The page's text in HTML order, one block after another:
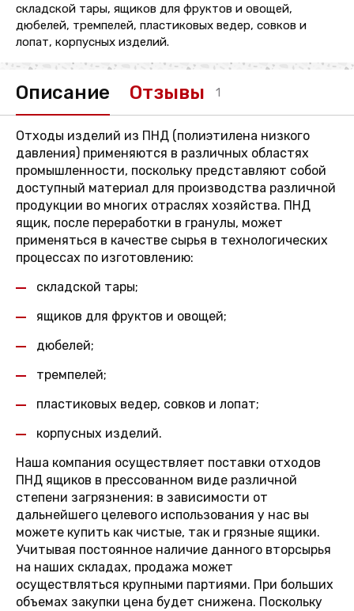
складской тары, ящиков для фруктов и овощей,
дюбелей, тремпелей, пластиковых ведер, совков и
лопат, корпусных изделий.
Описание Отзывы 1
Отходы изделий из ПНД (полиэтилена низкого
давления) применяются в различных областях
промышленности, поскольку представляют собой
доступный материал для производства различной
продукции во многих отраслях хозяйства. ПНД
ящик, после переработки в гранулы, может
применяться в качестве сырья в технологических
процессах по изготовлению:
складской тары;
ящиков для фруктов и овощей;
дюбелей;
тремпелей;
пластиковых ведер, совков и лопат;
корпусных изделий.
Наша компания осуществляет поставки отходов
ПНД ящиков в прессованном виде различной
степени загрязнения: в зависимости от
дальнейшего целевого использования у нас вы
можете купить как чистые, так и грязные ящики.
Учитывая постоянное наличие данного вторсырья
на наших складах, продажа может
осуществляться крупными партиями. При больших
объемах закупки цена будет снижена. Поскольку